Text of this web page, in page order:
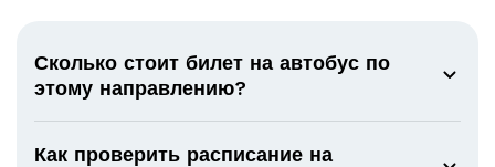
Сколько стоит билет на автобус по
этому направлению?
Как проверить расписание на